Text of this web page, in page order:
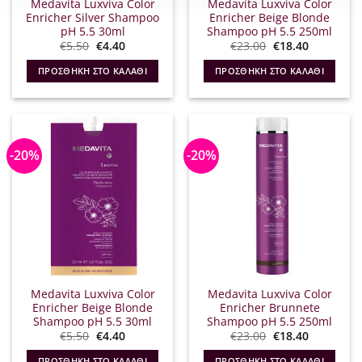
Medavita Luxviva Color
Enricher Silver Shampoo
pH 5.5 30ml
€5.50 Original
was:
€5.50.
€4.40Η
τιμή
είναι:
€4.40.
ΠΡΟΣΘΉΚΗ ΣΤΟ ΚΑΛΆΘΙ
Medavita Luxviva Color
Enricher Beige Blonde
Shampoo pH 5.5 250ml
€23.00 Original
was:
€23.00.
€18.40Η
τιμή
είναι:
€18.40.
ΠΡΟΣΘΉΚΗ ΣΤΟ ΚΑΛΆΘΙ
-20%
Medavita Luxviva Color
Enricher Beige Blonde
Shampoo pH 5.5 30ml
€5.50 Original
price
was:
€4.40Η
τιμή
-20%
Medavita Luxviva Color
Enricher Brunnete
Shampoo pH 5.5 250ml
€23.00 Original
price
was:
€18.40Η
τιμή